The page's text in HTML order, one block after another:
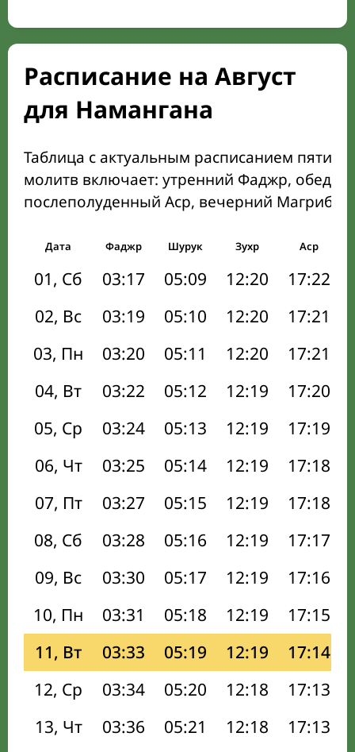
Расписание на Август
для Намангана
Таблица с актуальным расписанием пяти
молитв включает: утренний Фаджр,
послеполуденный Аср, вечерний Магриб
Дата Фаджр Шурук Зухр Аср
01, Сб 03:17 05:09 12:20 17:22
02, Вс
03:19 05:10 12:20 17:21
03, Пн
03:20 05:11 12:20 17:21
04, Вт
03:22 05:12 12:19 17:20
05, Ср
03:24 05:13 12:19 17:19
06, Чт
03:25 05:14 12:19 17:18
07, Пт
03:27 05:15 12:19 17:18
08, Сб
03:28 05:16 12:19 17:17
09, Вс
03:30 05:17 12:19 17:16
10, Пн
03:31 05:18 12:19 17:15
11, Вт
03:33 05:19 12:19 17:14
12, Ср
03:34 05:20 12:18 17:13
13, Чт
03:36 05:21 12:18 17:13